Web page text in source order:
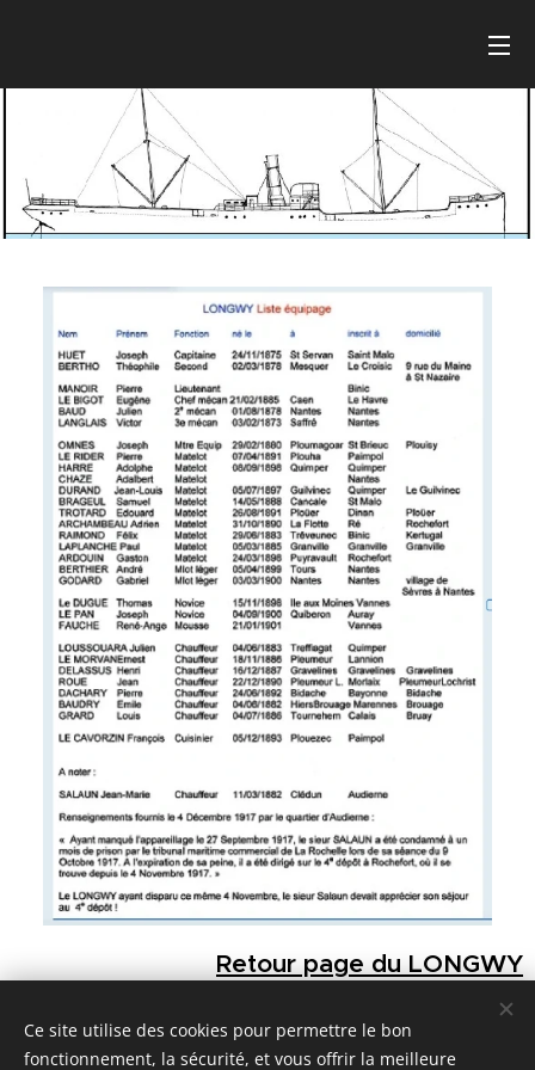
Retour page du LONGWY
Ce site utilise des cookies pour permettre le bon
fonctionnement, la sécurité, et vous offrir la meilleure